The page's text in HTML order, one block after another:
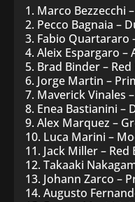
1. Marco Bezzecchi
2. Pecco Bagnaia –
3. Fabio Quartararo
4. Aleix Espargaro –
5. Brad Binder –
6. Jorge Martin –
7. Maverick Vinales
8. Enea Bastianini –
9. Alex Marquez –
10. Luca Marini –
11. Jack Miller – Red
12. Takaaki
13. Johann Zarco –
14. Augusto